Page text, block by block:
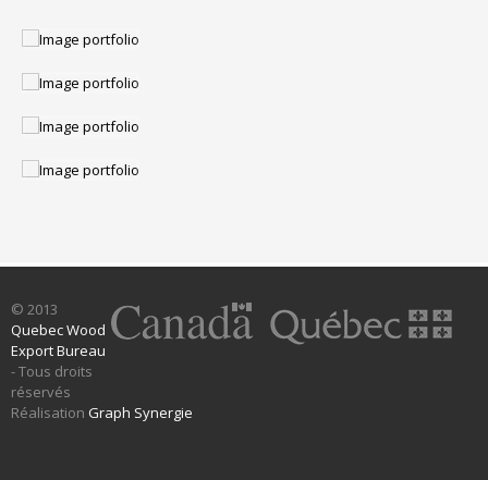
© 2013
Quebec Wood
Export Bureau
- Tous droits
réservés
Réalisation Graph Synergie